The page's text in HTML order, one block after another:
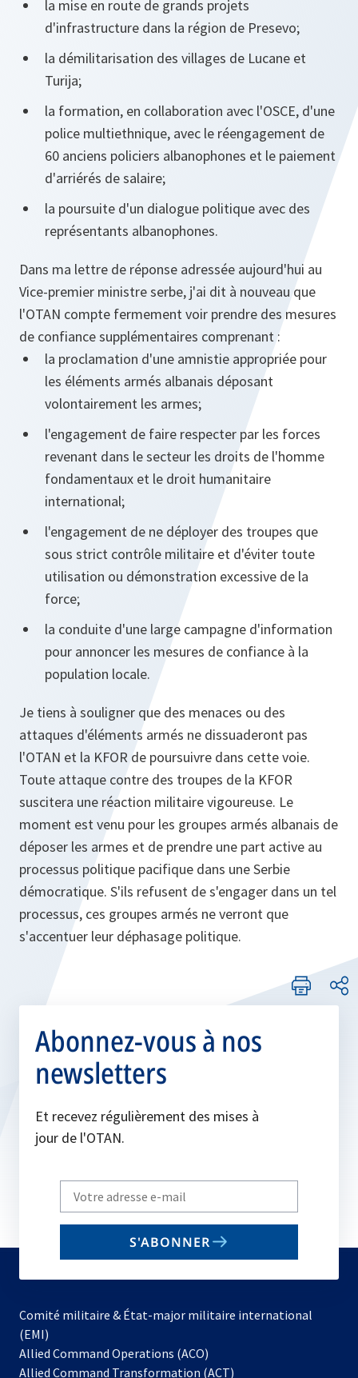
la mise en route de grands projets
d'infrastructure dans la région de Presevo;
la démilitarisation des villages de Lucane et
Turija;
la formation, en collaboration avec l'OSCE, d'une
police multiethnique, avec le réengagement de
60 anciens policiers albanophones et le paiement
d'arriérés de salaire;
la poursuite d'un dialogue politique avec des
représentants albanophones.
Dans ma lettre de réponse adressée aujourd'hui au
Vice-premier ministre serbe, j'ai dit à nouveau que
l'OTAN compte fermement voir prendre des mesures
de confiance supplémentaires comprenant :
la proclamation d'une amnistie appropriée pour
les éléments armés albanais déposant
volontairement les armes;
l'engagement de faire respecter par les forces
revenant dans le secteur les droits de l'homme
fondamentaux et le droit humanitaire
international;
l'engagement de ne déployer des troupes que
sous strict contrôle militaire et d'éviter toute
utilisation ou démonstration excessive de la
force;
la conduite d'une large campagne d'information
pour annoncer les mesures de confiance à la
population locale.
Je tiens à souligner que des menaces ou des
attaques d'éléments armés ne dissuaderont pas
l'OTAN et la KFOR de poursuivre dans cette voie.
Toute attaque contre des troupes de la KFOR
suscitera une réaction militaire vigoureuse. Le
moment est venu pour les groupes armés albanais de
déposer les armes et de prendre une part active au
processus politique pacifique dans une Serbie
démocratique. S'ils refusent de s'engager dans un tel
processus, ces groupes armés ne verront que
s'accentuer leur déphasage politique.
Abonnez-vous à nos
newsletters
Et recevez régulièrement des mises à
jour de l'OTAN.
Write
your
email
S'ABONNER
Comité militaire & État-major militaire international
(EMI)
Allied Command Operations (ACO)
dans
Allied Command Transformation (ACT)